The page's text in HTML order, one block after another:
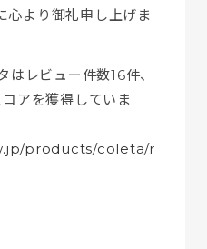
心より御礼申し上げま
レビュー件数16件、
アを獲得していま
products/coleta/r